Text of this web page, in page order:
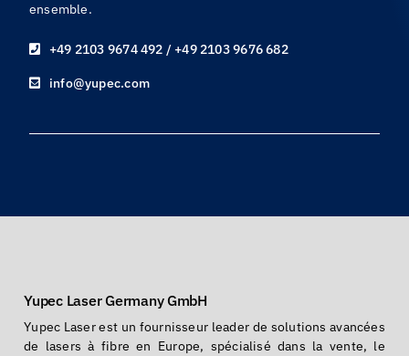
ensemble.
+49 2103 9674 492 / +49 2103 9676 682
info@yupec.com
Yupec Laser Germany GmbH
Yupec Laser est un fournisseur leader de solutions avancées
de lasers à fibre en Europe, spécialisé dans la vente, le